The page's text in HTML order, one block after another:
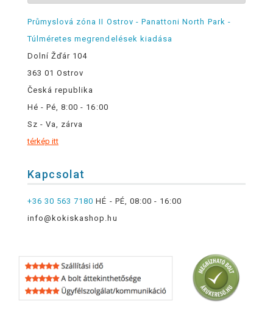
Průmyslová zóna II Ostrov - Panattoni North Park -
Túlméretes megrendelések kiadása
Dolní Žďár 104
363 01 Ostrov
Česká republika
Hé - Pé, 8:00 - 16:00
Sz - Va, zárva
térkép itt
Kapcsolat
+36 30 563 7180 HÉ - PÉ, 08:00 - 16:00
info@kokiskashop.hu